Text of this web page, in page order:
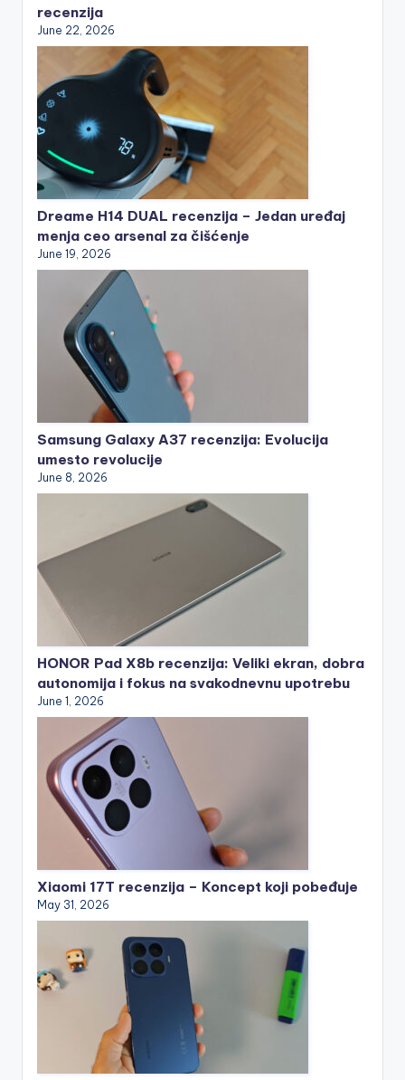
recenzija
June 22, 2026
Dreame H14 DUAL recenzija – Jedan uređaj
menja ceo arsenal za čišćenje
June 19, 2026
Samsung Galaxy A37 recenzija: Evolucija
umesto revolucije
June 8, 2026
HONOR Pad X8b recenzija: Veliki ekran, dobra
autonomija i fokus na svakodnevnu upotrebu
June 1, 2026
Xiaomi 17T recenzija – Koncept koji pobeđuje
May 31, 2026